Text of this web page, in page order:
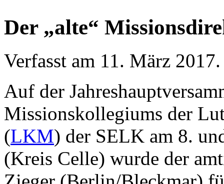
Der „alte“
Verfasst am 11. März 2017.
Auf der
Missionskollegiums der
(LKM) der SELK am 8.
(Kreis Celle) wurde der